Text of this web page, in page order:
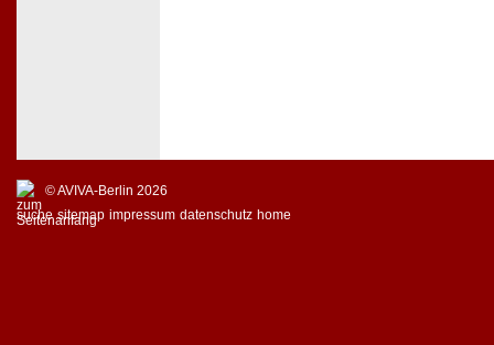
© AVIVA-Berlin 2026
suche sitemap impressum datenschutz home